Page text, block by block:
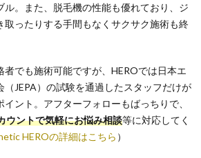
ル。また、脱毛機の性能も優れており、ジ
取ったりする手間もなくサクサク施術も終
者でも施術可能ですが、HEROでは日本エ
（JEPA）の試験を通過したスタッフだけが
ント。アフターフォローもばっちりで、
ウントで気軽にお悩み相談等に対応してく
HEROの詳細はこちら ）